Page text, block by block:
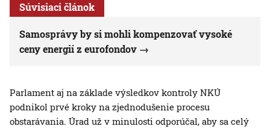
Súvisiaci článok
Samosprávy by si mohli kompenzovať vysoké
ceny energií z eurofondov
Parlament aj na základe výsledkov kontroly NKÚ
podnikol prvé kroky na zjednodušenie procesu
obstarávania. Úrad už v minulosti odporúčal, aby sa celý